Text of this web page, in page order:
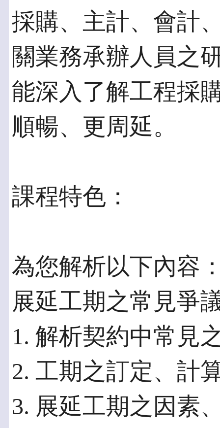
採購、主計、會計
關業務承辦人員之
能深入了解工程採
順暢、更周延。
課程特色：
為您解析以下內容
展延工期之常見爭
1. 解析契約中常見
2. 工期之訂定、計
3. 展延工期之因素